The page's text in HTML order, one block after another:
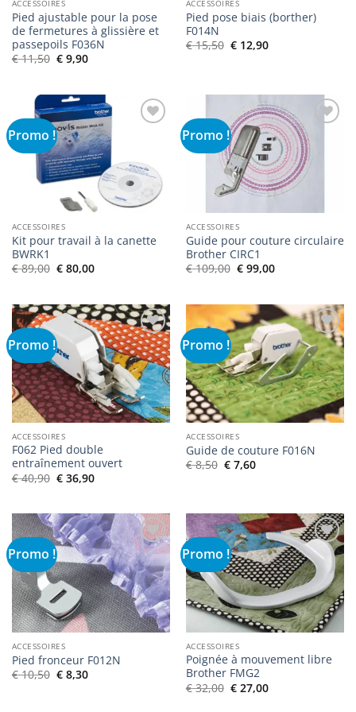
ACCESSOIRES
Pied ajustable pour la pose
de fermetures à glissière et
passepoils F036N
€11,50 Le
prix
€ 11,50.
€9,90Le
€ 9,90.
ACCESSOIRES
Pied pose biais (borther)
F014N
€15,50 Le
€12,90Le
Promo !
souhaits
ACCESSOIRES
Kit pour travail à la canette
BWRK1
€89,00 Le
prix
€ 89,00.
€80,00Le
€ 80,00.
Promo !
Ajouter
à la liste
souhaits
ACCESSOIRES
Guide pour couture circulaire
Brother CIRC1
€109,00 Le
prix
€ 109,00.
€99,00Le
€ 99,00.
Promo !
Ajouter
à la liste
de
souhaits
ACCESSOIRES
F062 Pied double
entraînement ouvert
€40,90 Le
prix
€ 40,90.
€36,90Le
€ 36,90.
Promo !
Ajouter
à la liste
de
souhaits
ACCESSOIRES
Guide de couture F016N
€8,50 Le
prix
€7,60Le
Promo !
Ajouter
à la liste
de
souhaits
ACCESSOIRES
Pied fronceur F012N
€10,50 Le
prix
€8,30Le
Promo !
Ajouter
à la liste
de
souhaits
ACCESSOIRES
Poignée à mouvement libre
Brother FMG2
€32,00 Le
prix
€27,00Le